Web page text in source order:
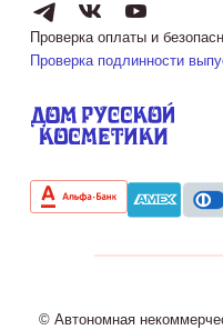
Проверка оплаты и
Проверка подлинности
© Автономная